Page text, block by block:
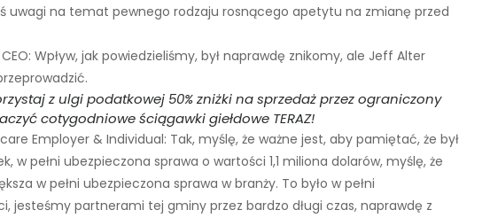
uwagi na temat pewnego rodzaju rosnącego apetytu na zmianę przed
Wpływ, jak powiedzieliśmy, był naprawdę znikomy, ale Jeff Alter
z ulgi podatkowej 50% zniżki na sprzedaż przez ograniczony
cotygodniowe ściągawki giełdowe TERAZ!
Employer & Individual: Tak, myślę, że ważne jest, aby pamiętać, że był
w pełni ubezpieczona sprawa o wartości 1,1 miliona dolarów, myślę, że
w pełni ubezpieczona sprawa w branży. To było w pełni
jesteśmy partnerami tej gminy przez bardzo długi czas, naprawdę z